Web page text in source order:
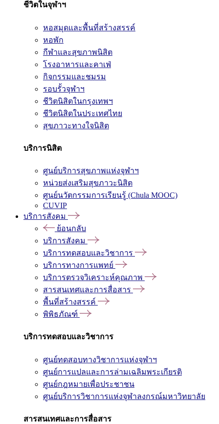
ชีวิตในจุฬาฯ
หอสมุดและพื้นที่สร้างสรรค์
หอพัก
กีฬาและสุขภาพนิสิต
โรงอาหารและคาเฟ่
กิจกรรมและชมรม
รอบรั้วจุฬาฯ
ชีวิตนิสิตในกรุงเทพฯ
ชีวิตนิสิตในประเทศไทย
สุขภาวะทางใจนิสิต
บริการนิสิต
ศูนย์บริการสุขภาพแห่งจุฬาฯ
หน่วยส่งเสริมสุขภาวะนิสิต
ศูนย์นวัตกรรมการเรียนรู้ (Chula MOOC)
CUVIP
บริการสังคม
ย้อนกลับ
บริการสังคม
บริการทดสอบและวิชาการ
บริการทางการแพทย์
บริการตรวจวิเคราะห์คุณภาพ
สารสนเทศและการสื่อสาร
พื้นที่สร้างสรรค์
พิพิธภัณฑ์
บริการทดสอบและวิชาการ
ศูนย์ทดสอบทางวิชาการแห่งจุฬาฯ
ศูนย์การแปลและการล่ามเฉลิมพระเกียรติ
ศูนย์กฎหมายเพื่อประชาชน
ศูนย์บริการวิชาการแห่งจุฬาลงกรณ์มหาวิทยาลัย
สารสนเทศและการสื่อสาร